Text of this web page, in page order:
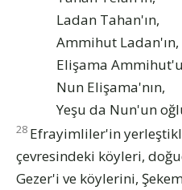
Ladan Tahan'ın,
Ammihut Ladan'ın,
Elişama
Nun Elişama'nın,
Yeşu da Nun'un
28 Efrayimliler'in
çevresindeki köyleri,
Gezer'i ve köylerini,